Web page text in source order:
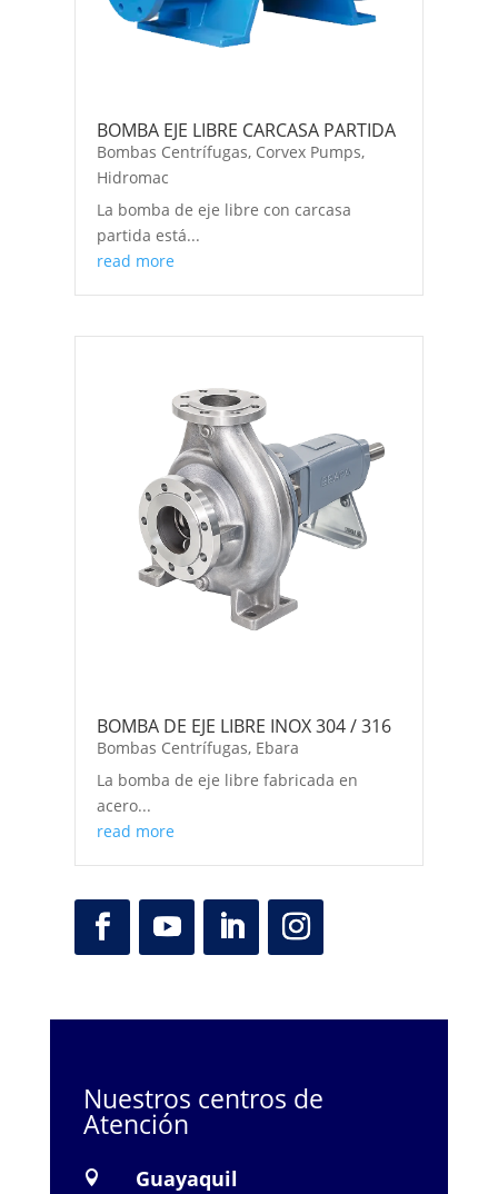
BOMBA EJE LIBRE CARCASA PARTIDA
Bombas Centrífugas, Corvex Pumps,
Hidromac
La bomba de eje libre con carcasa
partida está...
read more
BOMBA DE EJE LIBRE INOX 304 / 316
Bombas Centrífugas, Ebara
La bomba de eje libre fabricada en
acero...
read more
Nuestros centros de
Atención
 Guayaquil